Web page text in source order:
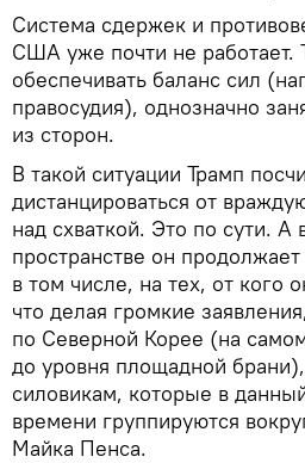
Система сдержек и
США уже почти не работает.
обеспечивать баланс сил
правосудия), однозначно
из сторон.
В такой ситуации Трамп
дистанцироваться от
над схваткой. Это по сути. А
пространстве он
в том числе, на тех, от кого
что делая громкие
по Северной Корее (на
до уровня площадной
силовикам, которые в
времени группируются
Майка Пенса.